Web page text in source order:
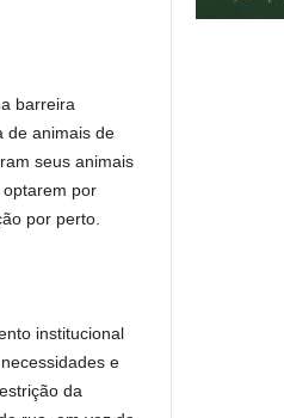
barreira
de animais de
seus animais
por
por perto.
institucional
e
da